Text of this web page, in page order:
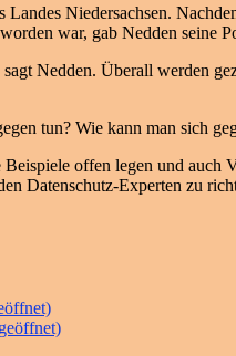
Niedersachsen.
war, gab Nedden
Nedden. Überall werden
tun? Wie kann man sich
offen legen und
Datenschutz-Experten zu